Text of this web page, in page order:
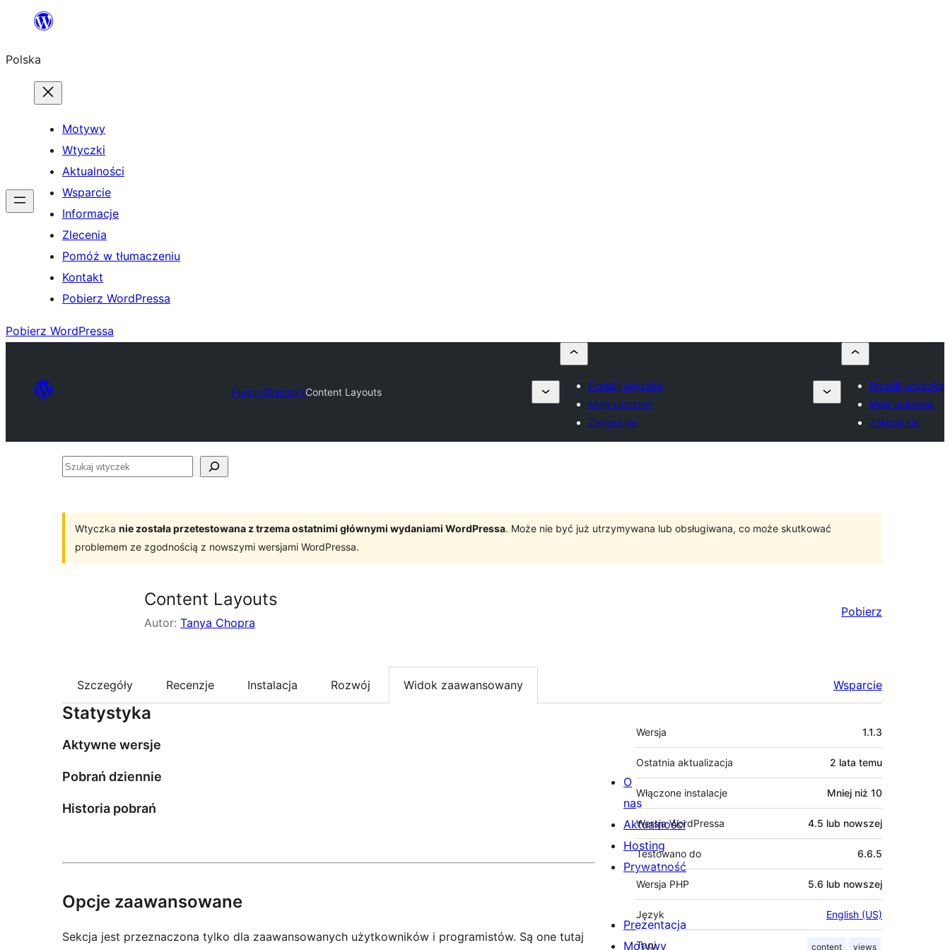
Przejdź
treści
Polska
Motywy
Wtyczki
Aktualności
Wsparcie
Informacje
Zlecenia
Pomóż w tłumaczeniu
Kontakt
Pobierz WordPressa
Pobierz WordPressa
Plugin DirectoryContent Layouts
Prześlij wtyczkę
Moje ulubione
Zaloguj się
Prześlij wtyczkę
Moje ulubione
Zaloguj się
Szukaj
Wtyczka nie została przetestowana z trzema ostatnimi głównymi wydaniami WordPressa. Może nie być już utrzymywana lub obsługiwana, co może skutkować
problemem ze zgodnością z nowszymi wersjami WordPressa.
Content Layouts
Autor: Tanya Chopra
Pobierz
Szczegóły Recenzje Instalacja Rozwój Widok zaawansowany Wsparcie
Statystyka
Aktywne wersje
Pobrań dziennie
Historia pobrań
Opcje zaawansowane
Sekcja jest przeznaczona tylko dla zaawansowanych użytkowników i programistów. Są one tutaj
Meta
Wersja 1.1.3
Ostatnia aktualizacja 2 lata temu
Włączone instalacje Mniej niż 10
Wersja WordPressa 4.5 lub nowszej
Testowano do 6.6.5
Wersja PHP 5.6 lub nowszej
Język English (US)
Tagi content views
O
nas
Aktualności
Hosting
Prywatność
Prezentacja
Motywy